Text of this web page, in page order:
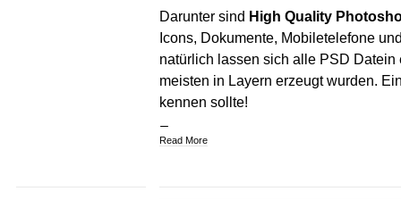
Darunter sind High Quality
Icons, Dokumente, Mobiletelefone
natürlich lassen sich alle PSD
meisten in Layern erzeugt wurden.
kennen sollte!
Read More